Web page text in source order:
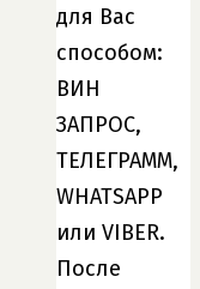
для Вас
способом:
ВИН
ЗАПРОС,
ТЕЛЕГРАММ,
WHATSAPP
или VIBER.
После